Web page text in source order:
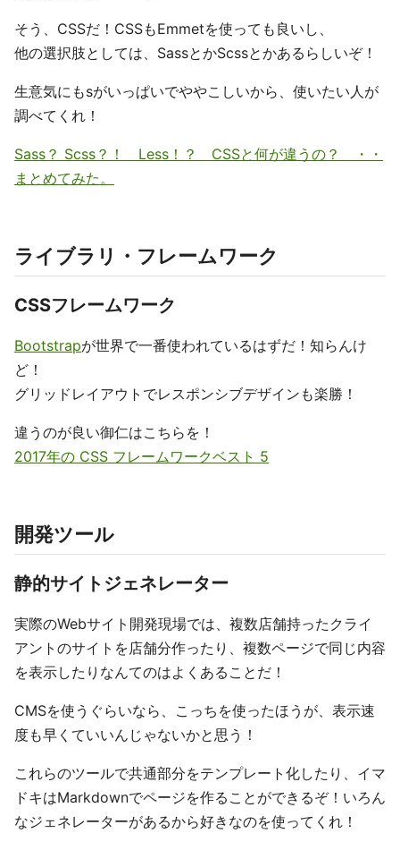
そう、CSSだ！CSSもEmmetを使っても良いし、
他の選択肢としては、SassとかScssとかあるらしいぞ！
生意気にもsがいっぱいでややこしいから、使いたい人が
調べてくれ！
Sass？ Scss？！ Less！？ CSSと何が違うの？ ・・
まとめてみた。
ライブラリ・フレームワーク
CSSフレームワーク
Bootstrapが世界で一番使われているはずだ！知らんけ
ど！
グリッドレイアウトでレスポンシブデザインも楽勝！
違うのが良い御仁はこちらを！
2017年の CSS フレームワークベスト 5
開発ツール
静的サイトジェネレーター
実際のWebサイト開発現場では、複数店舗持ったクライ
アントのサイトを店舗分作ったり、複数ページで同じ内容
を表示したりなんてのはよくあることだ！
CMSを使うぐらいなら、こっちを使ったほうが、表示速
度も早くていいんじゃないかと思う！
これらのツールで共通部分をテンプレート化したり、イマ
ドキはMarkdownでページを作ることができるぞ！いろん
なジェネレーターがあるから好きなのを使ってくれ！